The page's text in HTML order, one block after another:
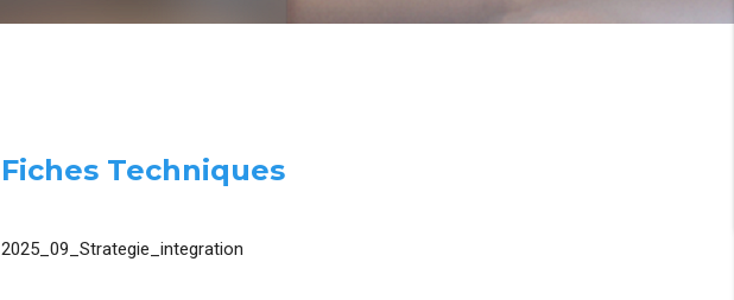
Fiches Techniques
2025_09_Strategie_integration